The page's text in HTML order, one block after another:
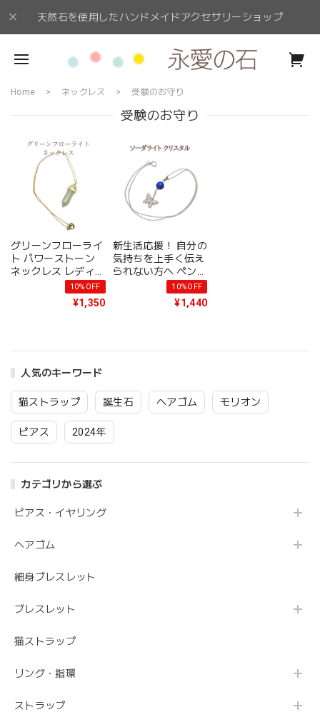
天然石を使用したハンドメイドアクセサリーショップ
人気のキーワード
猫ストラップ 誕生石 ヘアゴム モリオン
ピアス 2024年
カテゴリから選ぶ
ピアス・イヤリング
ヘアゴム
細身ブレスレット
ブレスレット
猫ストラップ
リング・指環
ストラップ
Home ネックレス 受験のお守り
受験のお守り
グリーンフローライ
ト パワーストーン
ネックレス レディー
ス 天然石 ダブルポ
イント型 ペンダント
トップ 黄緑色 幸運
ント ラッピング無料
10%OFF
¥1,350
新生活応援！ 自分の
気持ちを上手く伝え
られない方へ ペンダ
ントトップ ソーダラ
イト クリスタル パ
ワーストーン レディ
イド メール便 送料
10%OFF
¥1,440